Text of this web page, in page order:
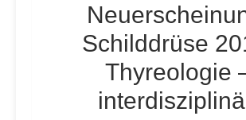
Schilddrüse
Thyreologie